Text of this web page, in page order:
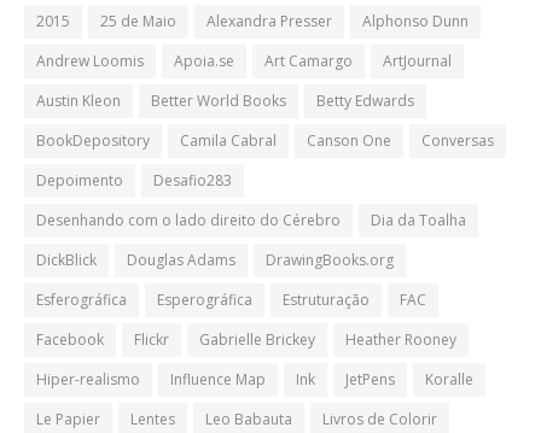
2015
25 de Maio Alexandra Presser
Alphonso Dunn
Andrew Loomis
Apoia.se Art Camargo
ArtJournal
Austin Kleon
Better World Books
Betty Edwards
BookDepository
Camila Cabral Canson One
Conversas
Depoimento
Desafio283
Desenhando com o lado direito do Cérebro
Dia da Toalha
DickBlick
Douglas Adams
DrawingBooks.org
Esferográfica
Esperográfica Estruturação
FAC
Facebook
Flickr Gabrielle Brickey
Heather Rooney
Hiper-realismo
Influence Map Ink JetPens
Koralle
Le Papier
Lentes Leo Babauta
Livros de Colorir